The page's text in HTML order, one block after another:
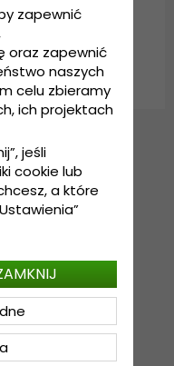
zapewnić
oraz zapewnić
naszych
celu zbieramy
ich projektach
jeśli
cookie lub
a które